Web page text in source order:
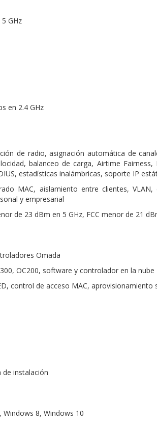
GHz
en 2.4 GHz
de radio, asignación automática de
balanceo de carga, Airtime Fairness,
estadísticas inalámbricas, soporte IP
MAC, aislamiento entre clientes,
y empresarial
de 23 dBm en 5 GHz, FCC menor de 21
Omada
OC200, software y controlador en la nube
control de acceso MAC, aprovisionamiento
de instalación
Windows 8, Windows 10